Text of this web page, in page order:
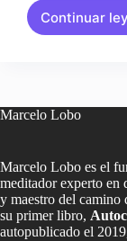
Continuar
Marcelo Lobo
Marcelo Lobo es el
meditador experto en
y maestro del
su primer libro,
autopublicado el